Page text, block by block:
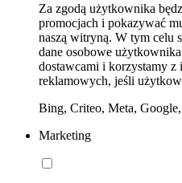
Za zgodą użytkownika
promocjach i pokazywać
naszą witryną. W tym celu
dane osobowe
dostawcami i korzystamy z
reklamowych, jeśli
Bing, Criteo, Meta,
Marketing